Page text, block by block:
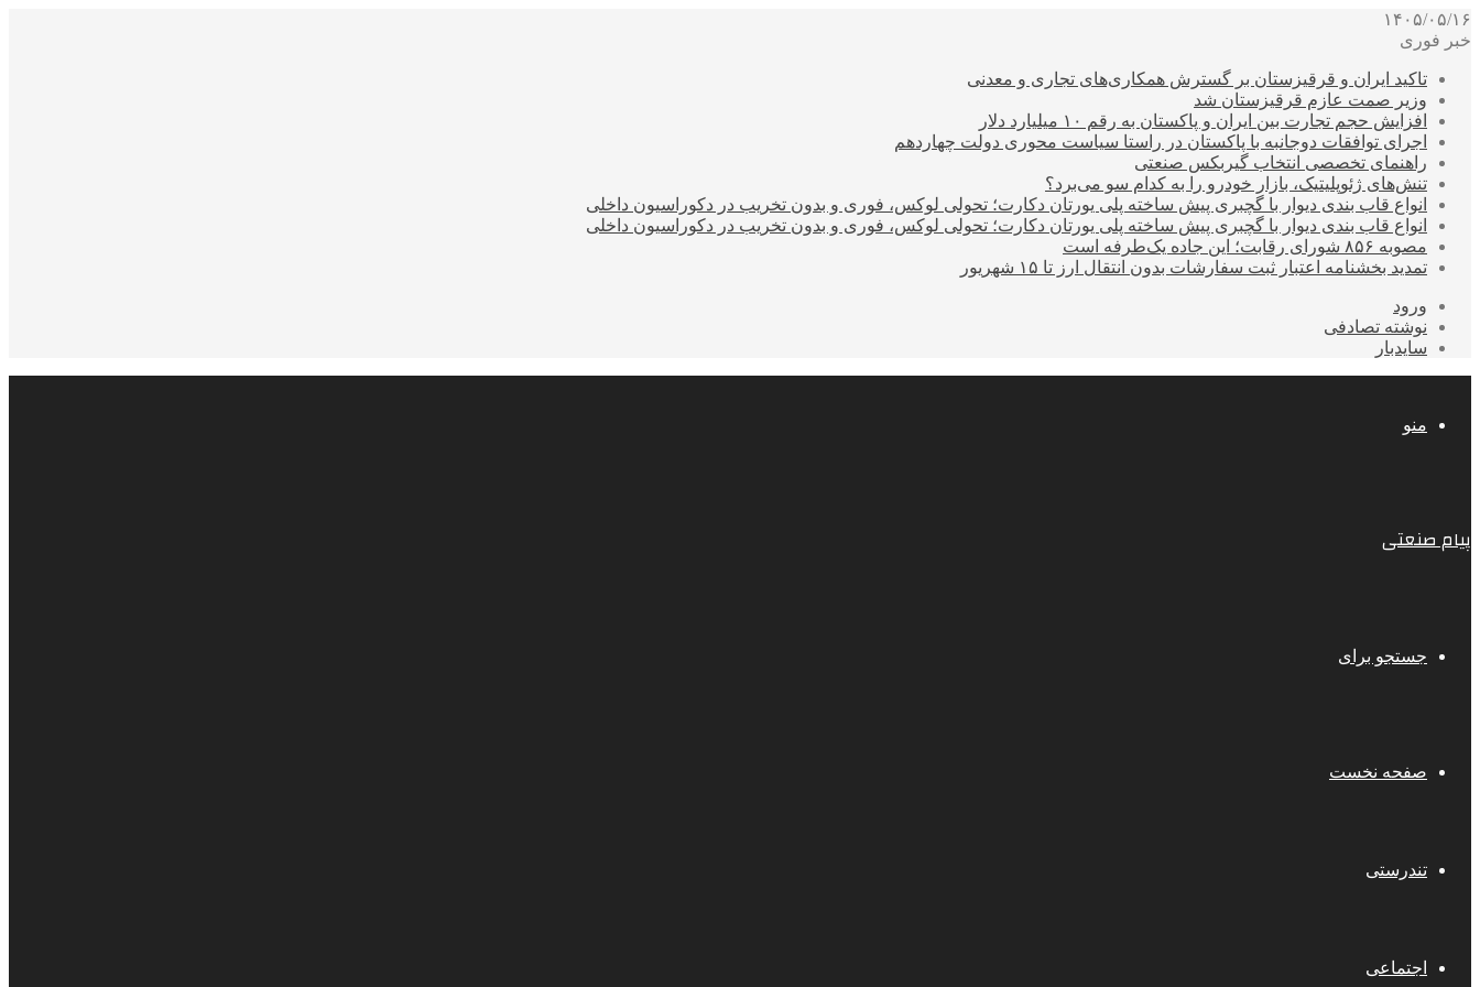
۱۴۰۵/۰۵/۱۶
خبر فوری
تاکید ایران و قرقیزستان بر گسترش همکاری‌های تجاری و معدنی
وزیر صمت عازم قرقیزستان شد
افزایش حجم تجارت بین ایران و پاکستان به رقم ۱۰ میلیارد دلار
اجرای توافقات دوجانبه با پاکستان در راستا سیاست محوری دولت چهاردهم
راهنمای تخصصی انتخاب گیربکس صنعتی
تنش‌های ژئوپلیتیک، بازار خودرو را به کدام سو می‌برد؟
انواع قاب بندی دیوار با گچبری پیش ساخته پلی یورتان دکارت؛ تحولی لوکس، فوری و بدون تخریب در دکوراسیون داخلی
انواع قاب بندی دیوار با گچبری پیش ساخته پلی یورتان دکارت؛ تحولی لوکس، فوری و بدون تخریب در دکوراسیون داخلی
مصوبه ۸۵۶ شورای رقابت؛ این جاده یک‌طرفه است
تمدید بخشنامه اعتبار ثبت سفارشات بدون انتقال ارز تا ۱۵ شهریور
ورود
نوشته تصادفی
سایدبار
منو
پیام صنعتی
جستجو برای
صفحه نخست
تندرستی
اجتماعی